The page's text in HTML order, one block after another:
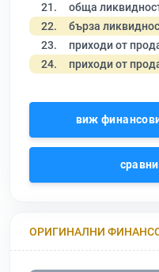
21. обща
22. бърза
23. приходи от
24. приходи от
виж
ОРИГИНАЛНИ